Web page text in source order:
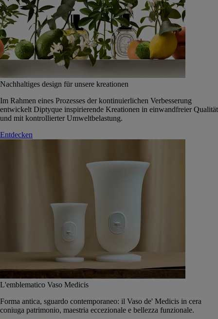
Nachhaltiges design für unsere kreationen
Im Rahmen eines Prozesses der kontinuierlichen Verbesserung
entwickelt Diptyque inspirierende Kreationen in einwandfreier Qualität
und mit kontrollierter Umweltbelastung.
Entdecken
L'emblematico Vaso Medicis
Forma antica, sguardo contemporaneo: il Vaso de' Medicis in cera
coniuga patrimonio, maestria eccezionale e bellezza funzionale.